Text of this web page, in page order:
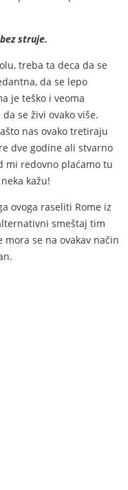
struje.
treba ta deca da se
da se lepo
je teško i veoma
se živi ovako više.
nas ovako tretiraju
dve godine ali stvarno
mi redovno plaćamo tu
kažu!
ovoga raseliti Rome iz
smeštaj tim
se na ovakav način